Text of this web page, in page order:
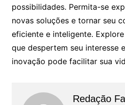
possibilidades. Permita-se
novas soluções e tornar seu
eficiente e inteligente.
que despertem seu interesse
inovação pode facilitar sua
Redação